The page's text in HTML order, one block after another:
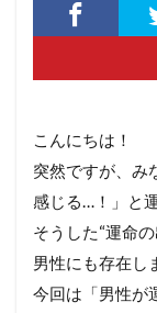
こんにちは！
突然ですが、み
感じる…！」と
そうした“運命
男性にも存在し
今回は「男性が